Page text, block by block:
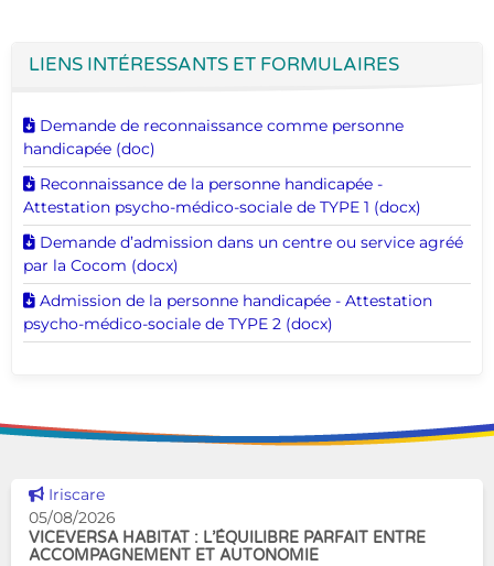
LIENS INTÉRESSANTS ET FORMULAIRES
Télécharger ce document
Demande de reconnaissance comme personne
handicapée (doc)
Télécharger ce document
Reconnaissance de la personne handicapée -
Attestation psycho-médico-sociale de TYPE 1 (docx)
Télécharger ce document
Demande d’admission dans un centre ou service agréé
par la Cocom (docx)
Télécharger ce document
Admission de la personne handicapée - Attestation
psycho-médico-sociale de TYPE 2 (docx)
Voir cette news
Iriscare
05/08/2026
VICEVERSA HABITAT : L’ÉQUILIBRE PARFAIT ENTRE
ACCOMPAGNEMENT ET AUTONOMIE